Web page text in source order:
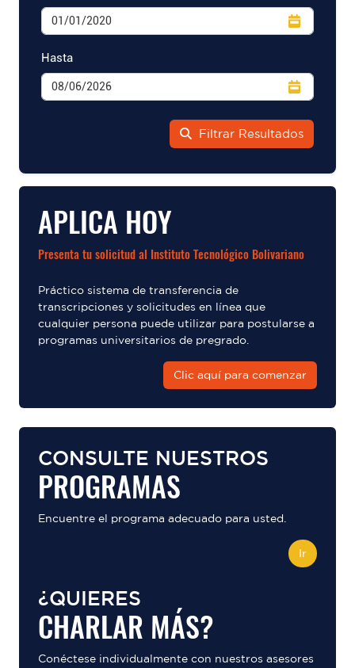
Hasta
Filtrar Resultados
APLICA HOY
Presenta tu solicitud al Instituto Tecnológico Bolivariano
Práctico sistema de transferencia de
transcripciones y solicitudes en línea que
cualquier persona puede utilizar para postularse a
programas universitarios de pregrado.
Clic aquí para comenzar
CONSULTE NUESTROS
PROGRAMAS
Encuentre el programa adecuado para usted.
Ir
¿QUIERES
CHARLAR MÁS?
Conéctese individualmente con nuestros asesores